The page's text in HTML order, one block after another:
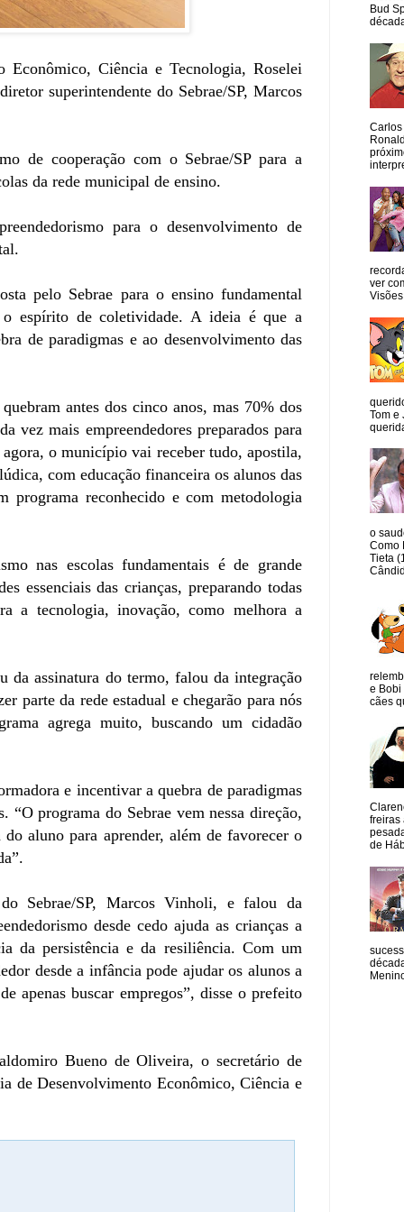
Ciência e Tecnologia, Roselei
superintendente do Sebrae/SP, Marcos
de cooperação com o Sebrae/SP para a
da rede municipal de ensino.
para o desenvolvimento de
pelo Sebrae para o ensino fundamental
o espírito de coletividade. A ideia é que a
de paradigmas e ao desenvolvimento das
antes dos cinco anos, mas 70% dos
vez mais empreendedores preparados para
o município vai receber tudo, apostila,
com educação financeira os alunos das
programa reconhecido e com metodologia
nas escolas fundamentais é de grande
essenciais das crianças, preparando todas
a tecnologia, inovação, como melhora a
da assinatura do termo, falou da integração
parte da rede estadual e chegarão para nós
agrega muito, buscando um cidadão
e incentivar a quebra de paradigmas
“O programa do Sebrae vem nessa direção,
aluno para aprender, além de favorecer o
Sebrae/SP, Marcos Vinholi, e falou da
desde cedo ajuda as crianças a
da persistência e da resiliência. Com um
desde a infância pode ajudar os alunos a
apenas buscar empregos”, disse o prefeito
Bueno de Oliveira, o secretário de
de Desenvolvimento Econômico, Ciência e
Bud
Carlos
ver
Tom e
o
Como
Tieta
e Bobi
cães
freiras
de